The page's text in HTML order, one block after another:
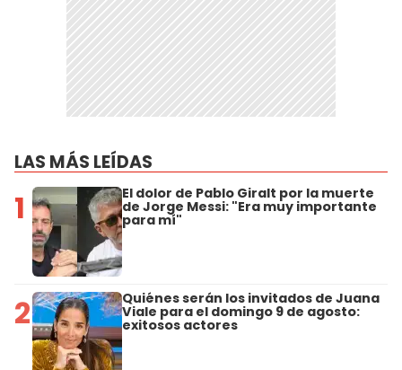
LAS MÁS LEÍDAS
1 El dolor de Pablo Giralt por la muerte
de Jorge Messi: "Era muy importante
para mí"
2 Quiénes serán los invitados de Juana
Viale para el domingo 9 de agosto:
exitosos actores